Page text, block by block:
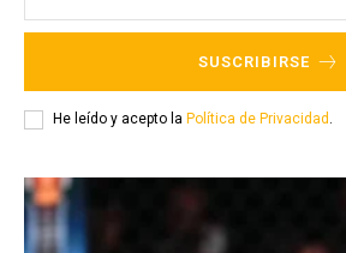
SUSCRIBIRSE
He leído y acepto la Política de Privacidad .